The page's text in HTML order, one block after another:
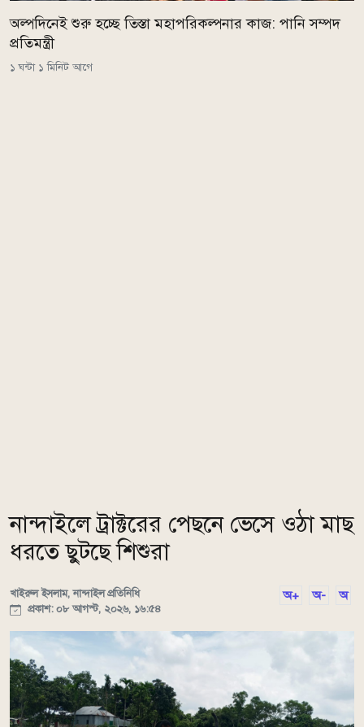
অল্পদিনেই শুরু হচ্ছে তিস্তা মহাপরিকল্পনার কাজ: পানি সম্পদ
প্রতিমন্ত্রী
১ ঘন্টা ১ মিনিট আগে
নান্দাইলে ট্রাক্টরের পেছনে ভেসে ওঠা মাছ
ধরতে ছুটছে শিশুরা
খাইরুল ইসলাম, নান্দাইল প্রতিনিধি
প্রকাশ: ০৮ আগস্ট, ২০২৬, ১৬:৫৪
অ+ অ- অ